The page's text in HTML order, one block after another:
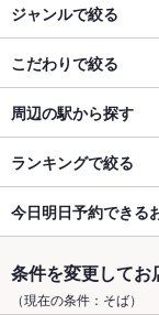
ジャンルで絞る
こだわりで絞る
周辺の駅から探す
ランキングで絞る
今日明日予約できる
条件を変更してお
（現在の条件：そば）